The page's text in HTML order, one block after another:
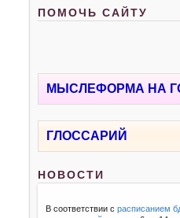
ПОМОЧЬ САЙТУ
МЫСЛЕФОРМА НА
ГЛОССАРИЙ
НОВОСТИ
В соответствии срасписанием